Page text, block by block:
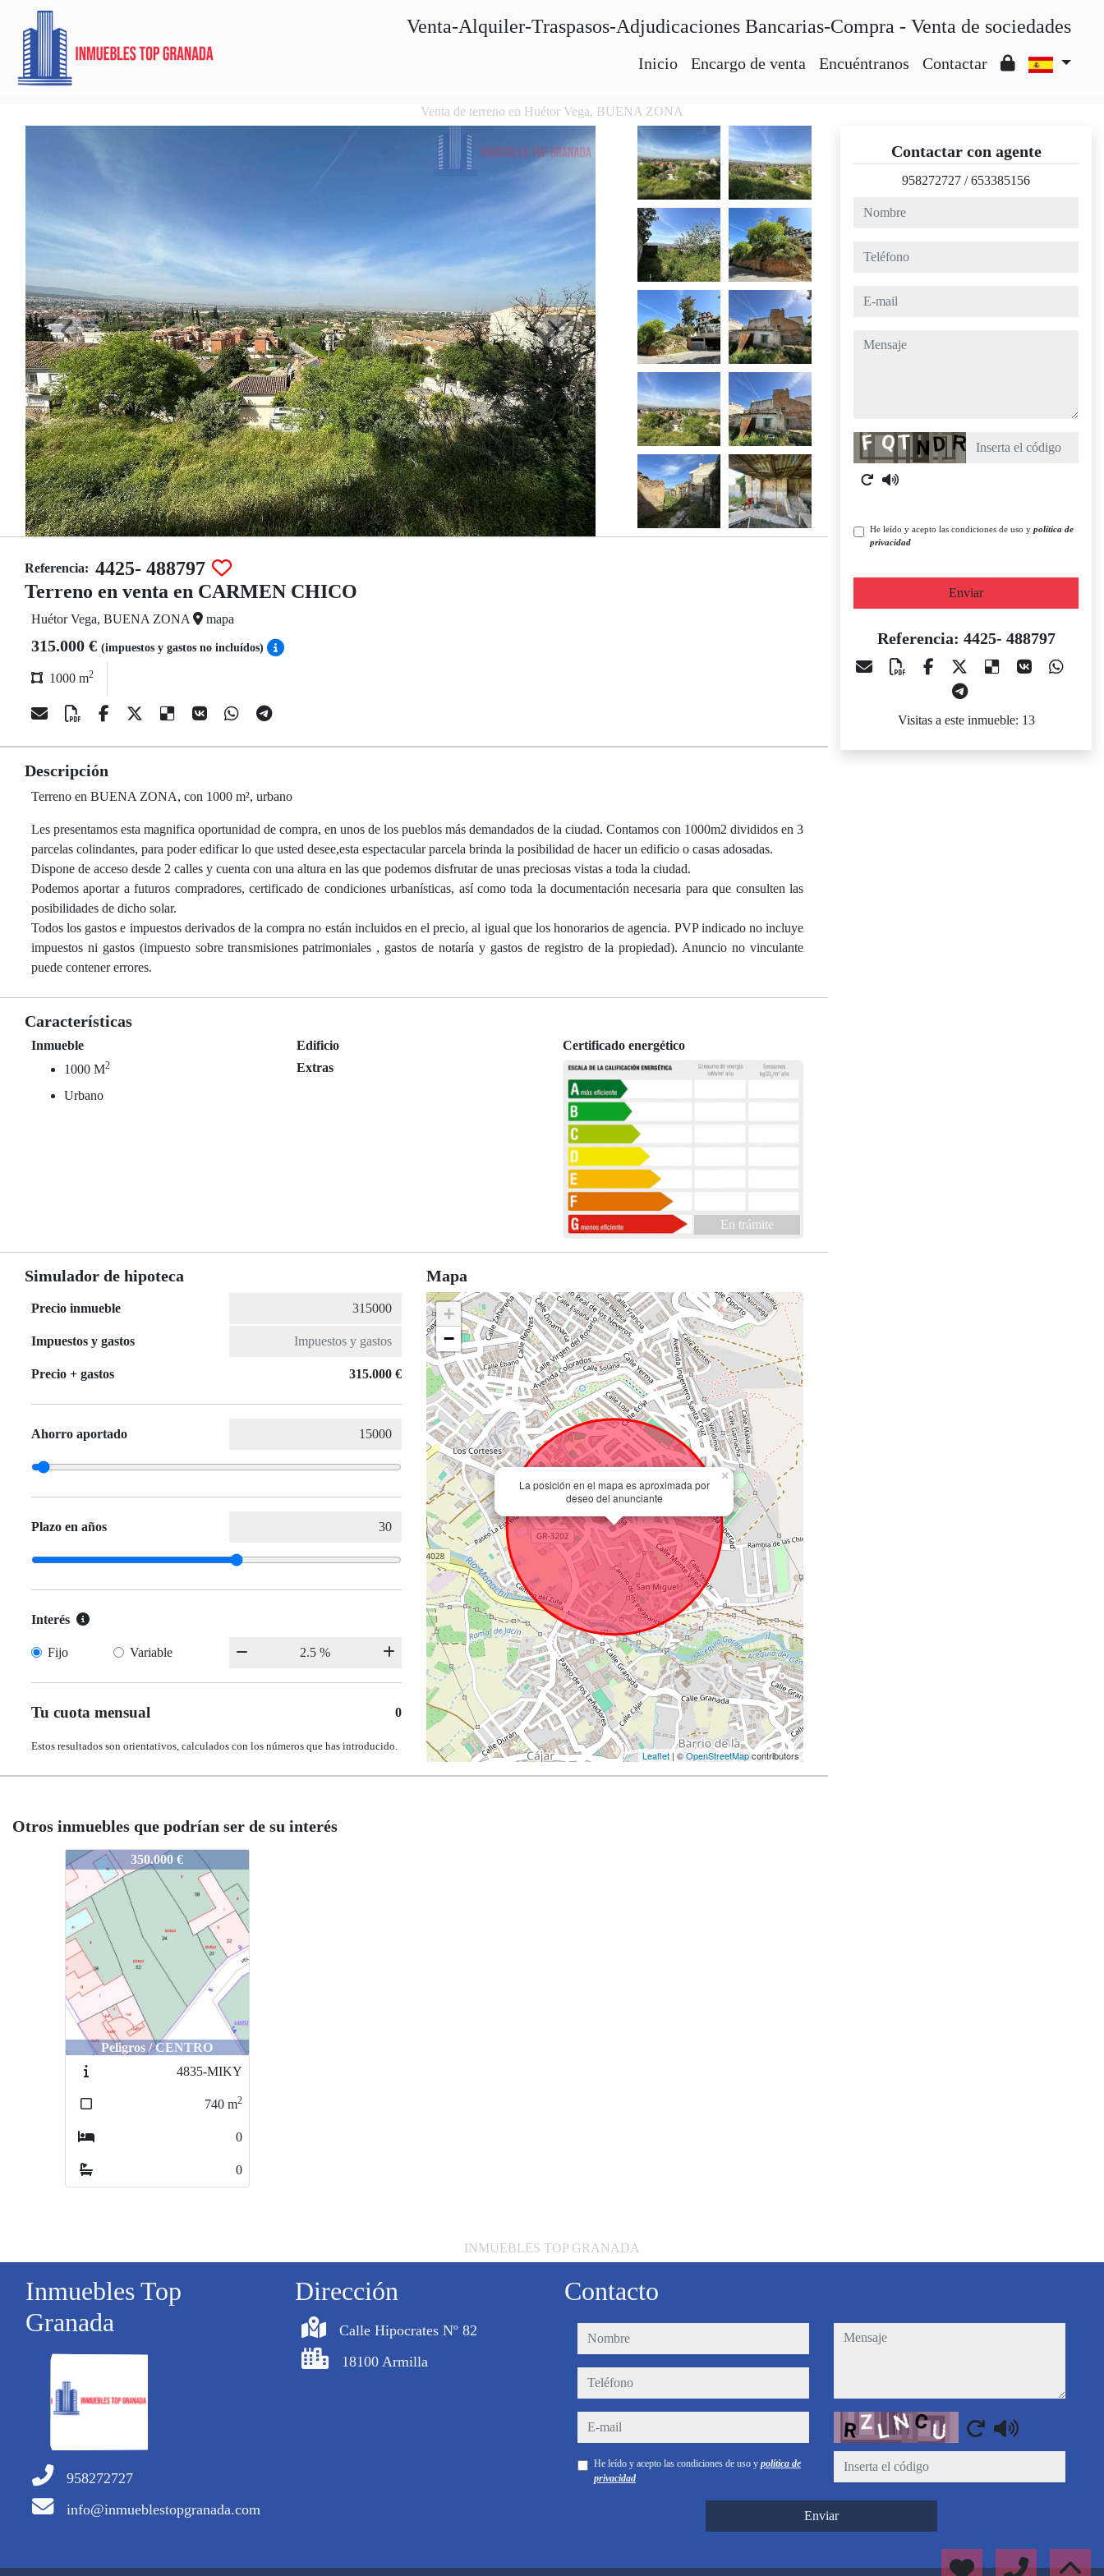
Venta-Alquiler-Traspasos-Adjudicaciones Bancarias-Compra - Venta de sociedades
Inicio Encargo de venta Encuéntranos Contactar
Venta de terreno en Huétor Vega, BUENA ZONA
Referencia: 4425- 488797
Terreno en venta en CARMEN CHICO
Huétor Vega, BUENA ZONA mapa
315.000 € (impuestos y gastos no incluídos)
1000 m2
Descripción
Terreno en BUENA ZONA, con 1000 m², urbano
Les presentamos esta magnifica oportunidad de compra, en unos de los pueblos más demandados de la ciudad. Contamos con 1000m2 divididos en 3
parcelas colindantes, para poder edificar lo que usted desee,esta espectacular parcela brinda la posibilidad de hacer un edificio o casas adosadas.
Dispone de acceso desde 2 calles y cuenta con una altura en las que podemos disfrutar de unas preciosas vistas a toda la ciudad.
Podemos aportar a futuros compradores, certificado de condiciones urbanísticas, así como toda la documentación necesaria para que consulten las
posibilidades de dicho solar.
Todos los gastos e impuestos derivados de la compra no están incluidos en el precio, al igual que los honorarios de agencia. PVP indicado no incluye
impuestos ni gastos (impuesto sobre transmisiones patrimoniales , gastos de notaría y gastos de registro de la propiedad). Anuncio no vinculante
puede contener errores.
Características
Inmueble
1000 M2
Urbano
Edificio
Extras
Certificado energético
En trámite
Simulador de hipoteca
Precio inmueble
Impuestos y gastos
Precio + gastos 315.000 €
Ahorro aportado
Plazo en años
Interés
Fijo Variable
Tu cuota mensual 0
Estos resultados son orientativos, calculados con los números que has introducido.
Mapa
La posición en el mapa es aproximada por
deseo del anunciante
×
+
−
Leaflet | ©OpenStreetMapcontributors
Contactar con agente
958272727 /653385156
nombre
teléfono
e-mail
mensaje
Captcha
He leído y acepto las condiciones de uso y política de
privacidad
Enviar
Referencia: 4425- 488797
Visitas a este inmueble: 13
Otros inmuebles que podrían ser de su interés
4425- 488797350.000 €
Peligros / CENTRO
4835-MIKY
740 m2
0
0
INMUEBLES TOP GRANADA
Inmuebles Top
Granada
958272727
info@inmueblestopgranada.com
Dirección
Calle Hipocrates Nº 82
18100 Armilla
Contacto
nombre
teléfono
e-mail
He leído y acepto las condiciones de uso y política de
privacidad
mensaje
Captcha
Enviar